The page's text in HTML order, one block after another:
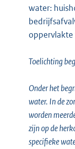
water:
oppervlakte
Toelichting
Onder het
water. In de
worden
zijn op de
specifieke